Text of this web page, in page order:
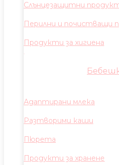
Слънцезащитни
Перилни и почистващи
Продукти за хигиена
Адаптирани млека
Разтворими каши
Пюрета
Продукти за хранене